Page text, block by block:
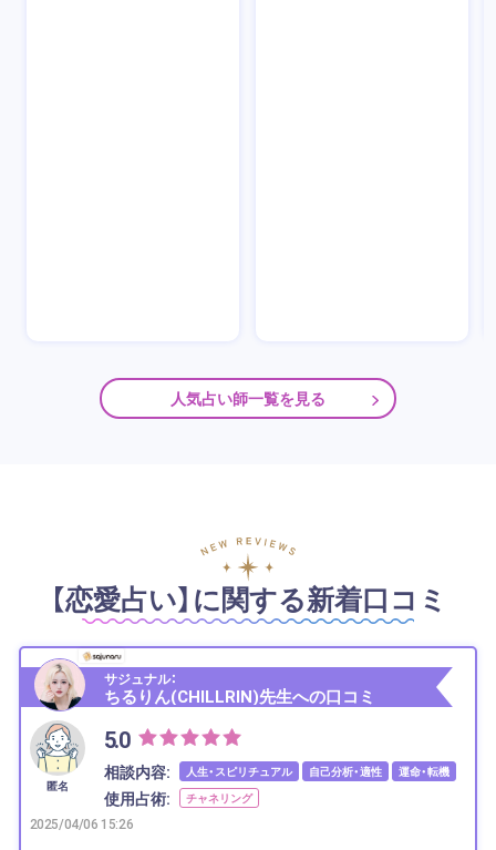
人気占い師一覧を見る
【恋愛占い】に関する新着口コミ
サジュナル：
ちるりん(CHILLRIN)先生への口コミ
匿名
5.0
相談内容: 人生・スピリチュアル 自己分析・適性 運命・転機
使用占術: チャネリング
2025/04/06 15:26